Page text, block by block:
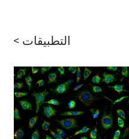
التطبيقات >